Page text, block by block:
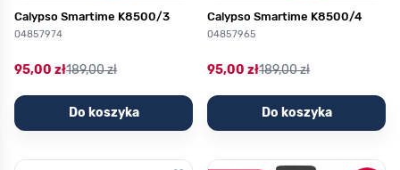
Calypso Smartime K8500/3
04857974
95,00 zł189,00 zł
Do koszyka
Calypso Smartime K8500/4
04857965
95,00 zł189,00 zł
Do koszyka